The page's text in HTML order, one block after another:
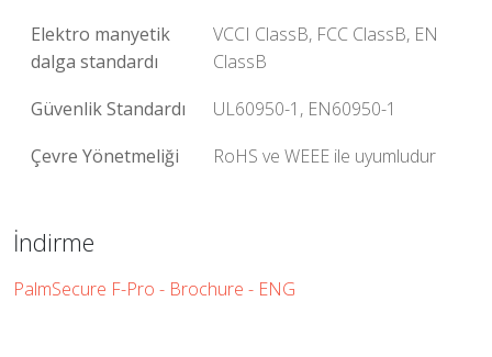
Elektro manyetik
dalga standardı
VCCI ClassB, FCC ClassB, EN
ClassB
Güvenlik Standardı
UL60950-1, EN60950-1
Çevre Yönetmeliği
RoHS ve WEEE ile uyumludur
İndirme
PalmSecure F-Pro - Brochure - ENG